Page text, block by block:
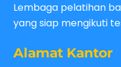
Lembaga pelatihan
yang siap mengikuti
Alamat Kantor